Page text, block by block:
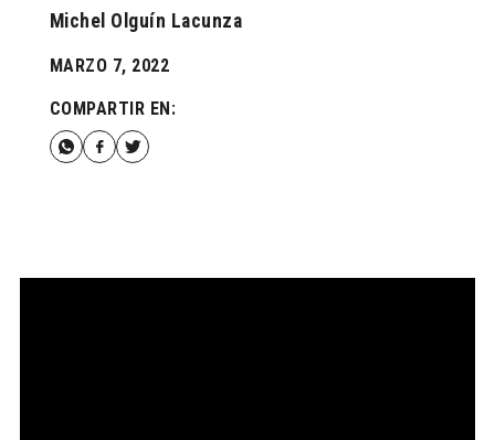
Michel Olguín Lacunza
MARZO 7, 2022
COMPARTIR EN: